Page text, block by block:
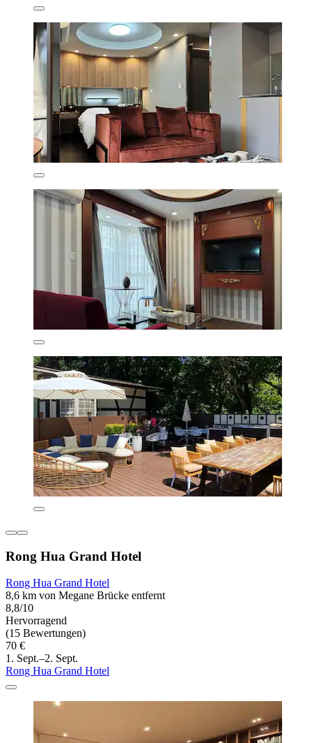
Rong Hua Grand Hotel
Rong Hua Grand Hotel
8,6 km von Megane Brücke entfernt
8,8/10
Hervorragend
(15 Bewertungen)
70 €
1. Sept.–2. Sept.
Rong Hua Grand Hotel